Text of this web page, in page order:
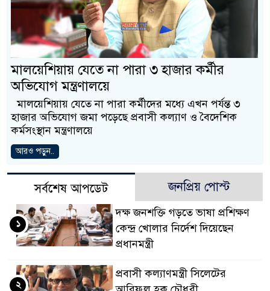
মালয়েশিয়া বিমানবন্দরে ভুয়া
বাংলাদেশিরা
মালয়েশিয়ায় নথি জালিয়াতির
আটক
আগামী নির্বাচনে প্রবাসীদের
মালয়েশিয়ায় ড. মুহাম্মদ ইউনূসকে
মালয়েশিয়ায় যেতে না পারা ৩ হাজার কর্মীর
অভিযোগ মন্ত্রণালয়ে
মালয়েশিয়ায় যেতে না পারা কর্মীদের মধ্যে এখন প‍‍র্যন্ত ৩
হাজার অভিযোগ জমা পড়েছে প্রবাসী কল্যাণ ও বৈদেশিক
ক‍‍র্মসংস্থান মন্ত্রণালয়ে
আরও পড়ুন..
সর্বশেষ আপডেট জনপ্রিয় পোস্ট
দক্ষ জনশক্তি গড়তে ভাষা প্রশিক্ষণ
কেন্দ্র খোলার নির্দেশ দিয়েছেন
প্রধানমন্ত্রী
১
প্রবাসী কল্যাণমন্ত্রী সিলেটের
২